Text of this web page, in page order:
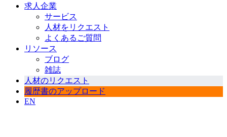
求人企業
サービス
人材をリクエスト
よくあるご質問
リソース
ブログ
雑誌
人材のリクエスト
履歴書のアップロード
EN